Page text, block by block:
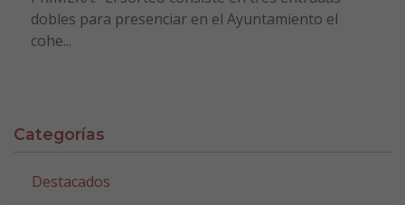
dobles para presenciar en el Ayuntamiento el
cohe...
Categorías
Destacados